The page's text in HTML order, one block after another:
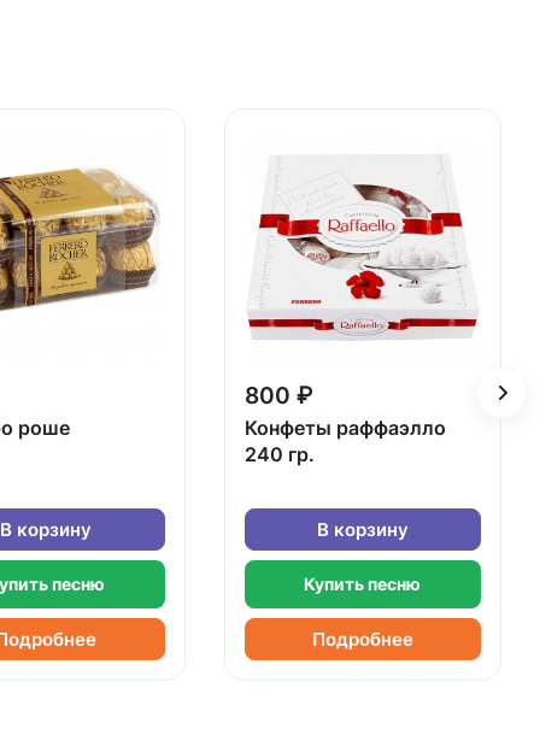
роше
В корзину
песню
800 ₽
Конфеты раффаэлло
240 гр.
В корзину
Купить песню
Подробнее